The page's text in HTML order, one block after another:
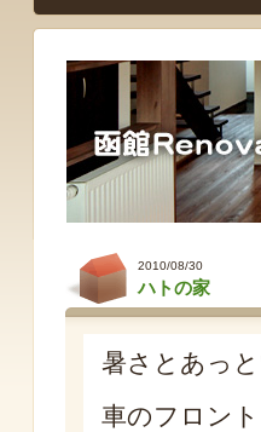
2010/08/30
ハトの家
暑さとあっ
車のフロン